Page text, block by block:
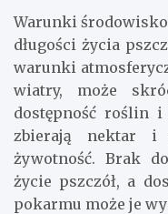
Warunki
długości życia
warunki
wiatry, może
dostępność roślin
zbierają nektar i
żywotność. Brak
życie pszczół, a
pokarmu może je